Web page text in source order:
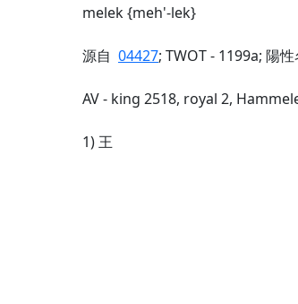
melek {meh'-lek}
源自 04427; TWOT - 1199a; 陽
AV - king 2518, royal 2,
1) 王